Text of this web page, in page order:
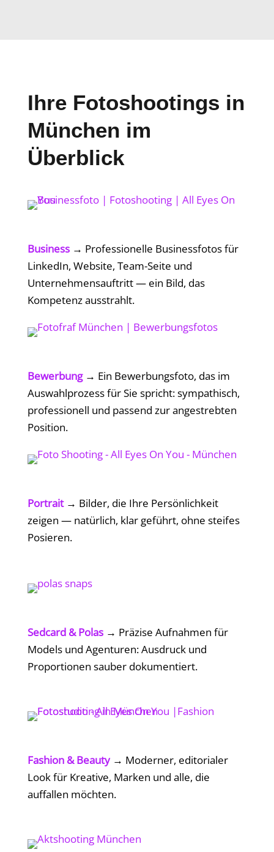
Ihre Fotoshootings in
München im
Überblick
Business→ Professionelle Businessfotos für
LinkedIn, Website, Team-Seite und
Unternehmensauftritt — ein Bild, das
Kompetenz ausstrahlt.
Bewerbung→ Ein Bewerbungsfoto, das im
Auswahlprozess für Sie spricht: sympathisch,
professionell und passend zur angestrebten
Position.
Portrait→ Bilder, die Ihre Persönlichkeit
zeigen — natürlich, klar geführt, ohne steifes
Posieren.
Sedcard & Polas→ Präzise Aufnahmen für
Models und Agenturen: Ausdruck und
Proportionen sauber dokumentiert.
Fashion & Beauty→ Moderner, editorialer
Look für Kreative, Marken und alle, die
auffallen möchten.